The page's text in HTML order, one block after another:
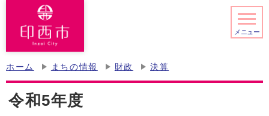
メニュー
ホーム まちの情報 財政 決算
令和5年度